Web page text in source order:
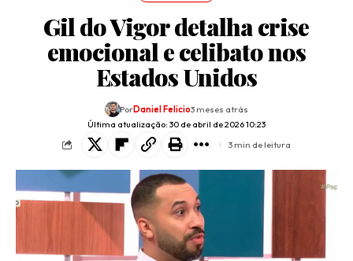
Gil do Vigor detalha crise
emocional e celibato nos
Estados Unidos
Última atualização: 30 de abril de 2026 10:23
PorDaniel Felicio3 meses atrás
3 min de leitura